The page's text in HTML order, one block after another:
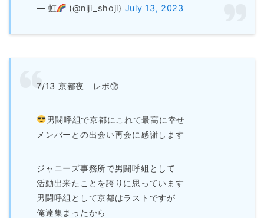
— 虹 (@niji_shoji) July 13, 2023
7/13 京都夜 レポ⑫
男闘呼組で京都にこれて最高に幸せ
メンバーとの出会い再会に感謝します
ジャニーズ事務所で男闘呼組として
活動出来たことを誇りに思っています
男闘呼組として京都はラストですが
俺達集まったから